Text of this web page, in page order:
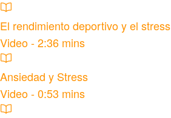
El rendimiento deportivo y el stress
Video - 2:36 mins
Ansiedad y Stress
Video - 0:53 mins